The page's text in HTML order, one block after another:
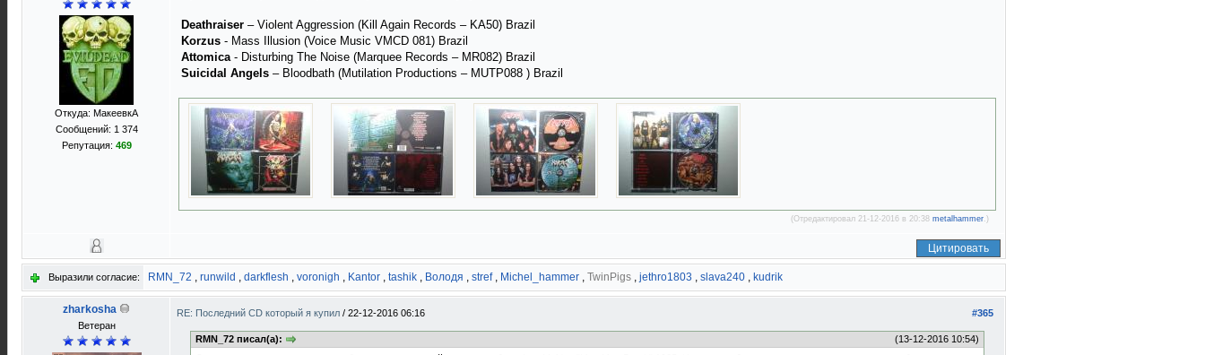
Откуда: МакеевкА
Сообщений: 1 374
Репутация: 469
Deathraiser ‎– Violent Aggression (Kill Again Records ‎– KA50) Brazil
Korzus - Mass Illusion (Voice Music VMCD 081) Brazil
Attomica- Disturbing The Noise (Marquee Records ‎– MR082) Brazil
Suicidal Angels ‎– Bloodbath (Mutilation Productions ‎– MUTP088 ) Brazil
(Отредактировал 21-12-2016 в 20:38 metalhammer .)
Цитировать
Выразили согласие: RMN_72 , runwild , darkflesh , voronigh , Kantor , tashik , Володя , stref, Michel_hammer , TwinPigs , jethro1803 , slava240 , kudrik
zharkosha
Ветеран
#365
RE: Последний CD который я купил / 22-12-2016 06:16
(13-12-2016 10:54)
RMN_72 писал(а):